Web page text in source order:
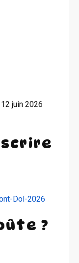
juin 2026
Dol-2026
?